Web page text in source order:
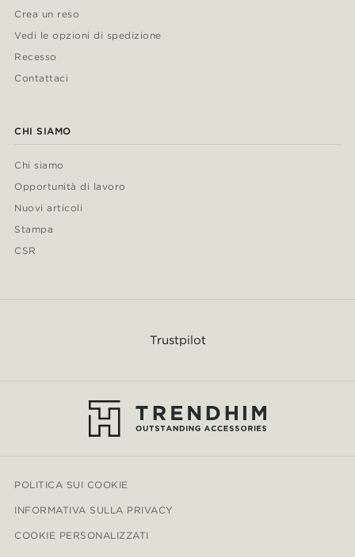
Crea un reso
Vedi le opzioni di spedizione
Recesso
Contattaci
CHI SIAMO
Chi siamo
Opportunità di lavoro
Nuovi articoli
Stampa
CSR
Trustpilot
POLITICA SUI COOKIE
INFORMATIVA SULLA PRIVACY
COOKIE PERSONALIZZATI